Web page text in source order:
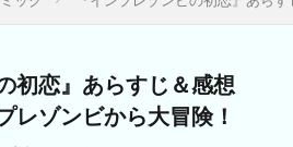
初恋』あらすじ＆感想
レゾンビから大冒険！